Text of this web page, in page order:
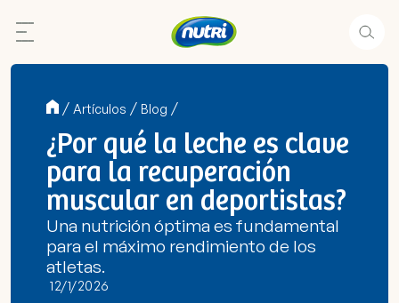
/ Artículos / Blog /
¿Por qué la leche es clave
para la recuperación
muscular en deportistas?
Una nutrición óptima es fundamental
para el máximo rendimiento de los
atletas.
12/1/2026